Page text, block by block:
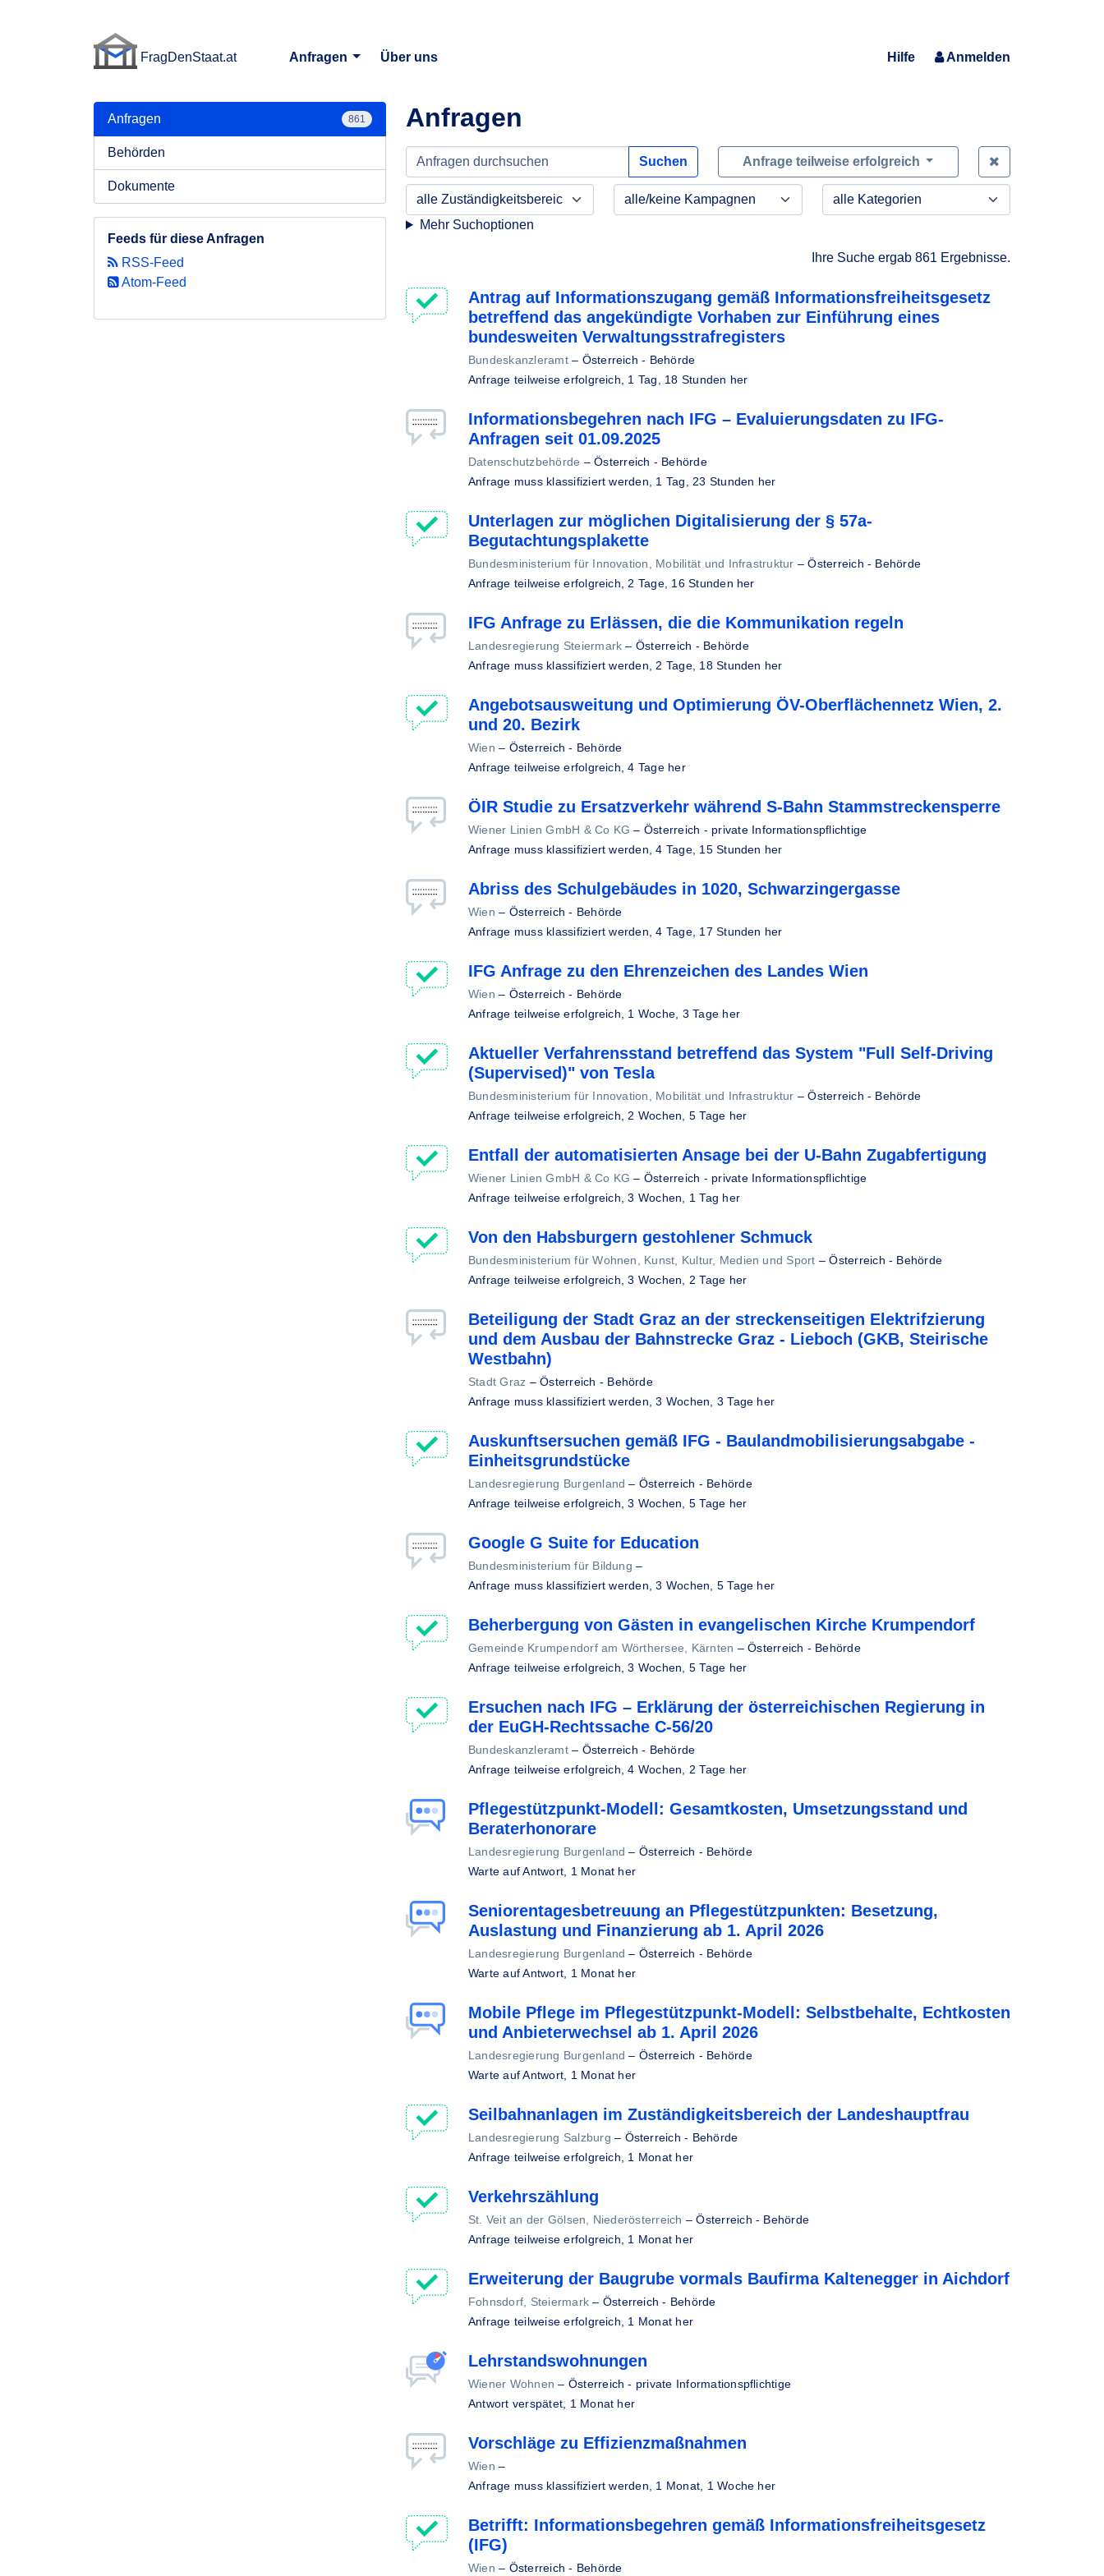
FragDenStaat.at
Anfragen
Über uns Hilfe Anmelden
Anfragen
Suchen Anfrage teilweise erfolgreich
Mehr Suchoptionen
Ihre Suche ergab 861 Ergebnisse.
Antrag auf Informationszugang gemäß Informationsfreiheitsgesetz
betreffend das angekündigte Vorhaben zur Einführung eines
bundesweiten Verwaltungsstrafregisters
Bundeskanzleramt– Österreich - Behörde
Anfrage teilweise erfolgreich, 1 Tag, 18 Stunden her
Informationsbegehren nach IFG – Evaluierungsdaten zu IFG-
Anfragen seit 01.09.2025
Datenschutzbehörde –Österreich - Behörde
Anfrage muss klassifiziert werden, 1 Tag, 23 Stunden her
Unterlagen zur möglichen Digitalisierung der § 57a-
Begutachtungsplakette
Bundesministerium für Innovation, Mobilität und Infrastruktur –Österreich - Behörde
Anfrage teilweise erfolgreich, 2 Tage, 16 Stunden her
IFG Anfrage zu Erlässen, die die Kommunikation regeln
Landesregierung Steiermark – Österreich - Behörde
Anfrage muss klassifiziert werden, 2 Tage, 18 Stunden her
Angebotsausweitung und Optimierung ÖV-Oberflächennetz Wien, 2.
und 20. Bezirk
Wien – Österreich - Behörde
Anfrage teilweise erfolgreich,4 Tage her
ÖIR Studie zu Ersatzverkehr während S-Bahn Stammstreckensperre
Wiener Linien GmbH & Co KG – Österreich - private Informationspflichtige
Anfrage muss klassifiziert werden,4 Tage, 15 Stunden her
Abriss des Schulgebäudes in 1020, Schwarzingergasse
Wien – Österreich - Behörde
Anfrage muss klassifiziert werden,4 Tage, 17 Stunden her
IFG Anfrage zu den Ehrenzeichen des Landes Wien
Wien – Österreich - Behörde
Anfrage teilweise erfolgreich, 1 Woche, 3 Tage her
Aktueller Verfahrensstand betreffend das System "Full Self-Driving
(Supervised)" von Tesla
Bundesministerium für Innovation, Mobilität und Infrastruktur –Österreich - Behörde
Anfrage teilweise erfolgreich, 2 Wochen, 5 Tage her
Entfall der automatisierten Ansage bei der U-Bahn Zugabfertigung
Wiener Linien GmbH & Co KG – Österreich - private Informationspflichtige
Anfrage teilweise erfolgreich,3 Wochen, 1 Tag her
Von den Habsburgern gestohlener Schmuck
Bundesministerium für Wohnen, Kunst, Kultur, Medien und Sport –Österreich - Behörde
Anfrage teilweise erfolgreich,3 Wochen, 2 Tage her
Beteiligung der Stadt Graz an der streckenseitigen Elektrifzierung
und dem Ausbau der Bahnstrecke Graz - Lieboch (GKB, Steirische
Westbahn)
Stadt Graz –Österreich - Behörde
Anfrage muss klassifiziert werden,3 Wochen, 3 Tage her
Auskunftsersuchen gemäß IFG - Baulandmobilisierungsabgabe -
Einheitsgrundstücke
Landesregierung Burgenland – Österreich - Behörde
Anfrage teilweise erfolgreich,3 Wochen, 5 Tage her
Google G Suite for Education
Bundesministerium für Bildung –
Anfrage muss klassifiziert werden,3 Wochen, 5 Tage her
Beherbergung von Gästen in evangelischen Kirche Krumpendorf
Gemeinde Krumpendorf am Wörthersee, Kärnten –Österreich - Behörde
Anfrage teilweise erfolgreich,3 Wochen, 5 Tage her
Ersuchen nach IFG – Erklärung der österreichischen Regierung in
der EuGH-Rechtssache C‑56/20
Bundeskanzleramt– Österreich - Behörde
Anfrage teilweise erfolgreich,4 Wochen, 2 Tage her
Pflegestützpunkt-Modell: Gesamtkosten, Umsetzungsstand und
Beraterhonorare
Landesregierung Burgenland – Österreich - Behörde
Warte auf Antwort, 1 Monat her
Seniorentagesbetreuung an Pflegestützpunkten: Besetzung,
Auslastung und Finanzierung ab 1. April 2026
Landesregierung Burgenland – Österreich - Behörde
Warte auf Antwort, 1 Monat her
Mobile Pflege im Pflegestützpunkt-Modell: Selbstbehalte, Echtkosten
und Anbieterwechsel ab 1. April 2026
Landesregierung Burgenland – Österreich - Behörde
Warte auf Antwort, 1 Monat her
Seilbahnanlagen im Zuständigkeitsbereich der Landeshauptfrau
Landesregierung Salzburg – Österreich - Behörde
Anfrage teilweise erfolgreich, 1 Monat her
Verkehrszählung
St. Veit an der Gölsen, Niederösterreich –Österreich - Behörde
Anfrage teilweise erfolgreich, 1 Monat her
Erweiterung der Baugrube vormals Baufirma Kaltenegger in Aichdorf
Fohnsdorf, Steiermark – Österreich - Behörde
Anfrage teilweise erfolgreich, 1 Monat her
Lehrstandswohnungen
Wiener Wohnen – Österreich - private Informationspflichtige
Antwort verspätet, 1 Monat her
Vorschläge zu Effizienzmaßnahmen
Wien –
Anfrage muss klassifiziert werden, 1 Monat, 1 Woche her
Betrifft: Informationsbegehren gemäß Informationsfreiheitsgesetz
(IFG)
Wien – Österreich - Behörde
Anfragen 861
Behörden
Dokumente
Feeds für diese Anfragen
RSS-Feed
Atom-Feed